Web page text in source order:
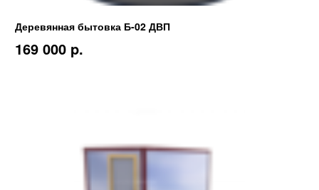
Деревянная бытовка Б-02 ДВП
169 000 p.